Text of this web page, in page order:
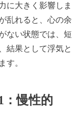
に大きく影響しま
乱れると、心の余
ない状態では、短
結果として浮気と
す。
慢性的